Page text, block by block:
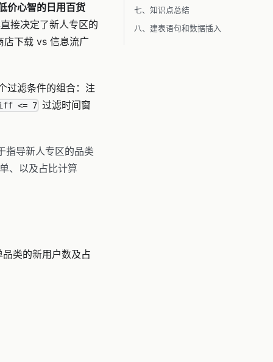
价心智的日用百货
接决定了新人专区的
店下载 vs 信息流广
滤条件的组合：注
<= 7 过滤时间窗
指导新人专区的品类
、以及占比计算
类的新用户数及占
七、知识点总结
八、建表语句和数据插入